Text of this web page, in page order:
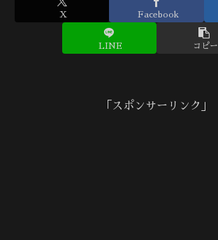
X Facebook
LINE コピー
「スポンサーリンク」